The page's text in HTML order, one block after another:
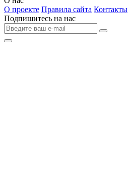
О проекте Правила сайта Контакты
Подпишитесь на нас